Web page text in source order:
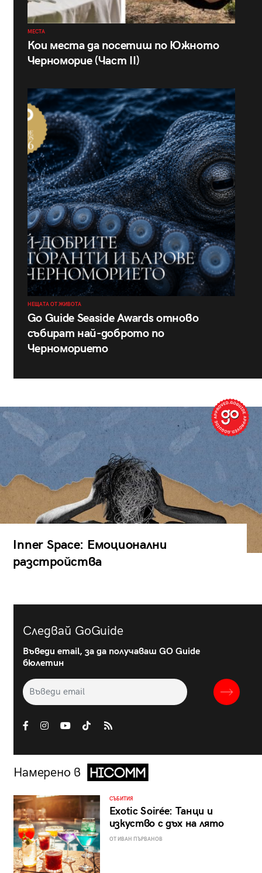
МЕСТА
Кои места да посетиш по Южното
Черноморие (Част II)
НЕЩАТА ОТ ЖИВОТА
Go Guide Seaside Awards отново
събират най-доброто по
Черноморието
Inner Space: Емоционални
разстройства
Следвай GoGuide
Въведи email, за да получаваш GO Guide
бюлетин
Намерено в
СЪБИТИЯ
Exotic Soirée: Танци и
изкуство с дъх на лято
ОТ ИВАН ПЪРВАНОВ